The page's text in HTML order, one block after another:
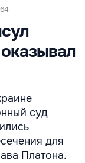
суд
для
Платона.